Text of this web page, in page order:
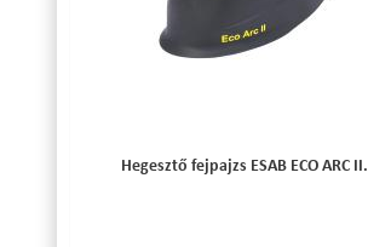
Hegesztő fejpajzs ESAB ECO ARC II.